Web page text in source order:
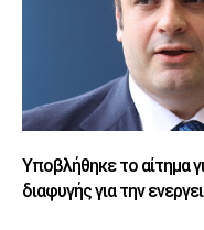
Υποβλήθηκε το αίτημα
διαφυγής για την